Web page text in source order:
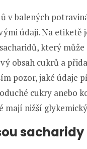
v balených
údaji. Na etiketě
který
obsah cukrů a
pozor, jaké údaje
cukry anebo
mají nižší